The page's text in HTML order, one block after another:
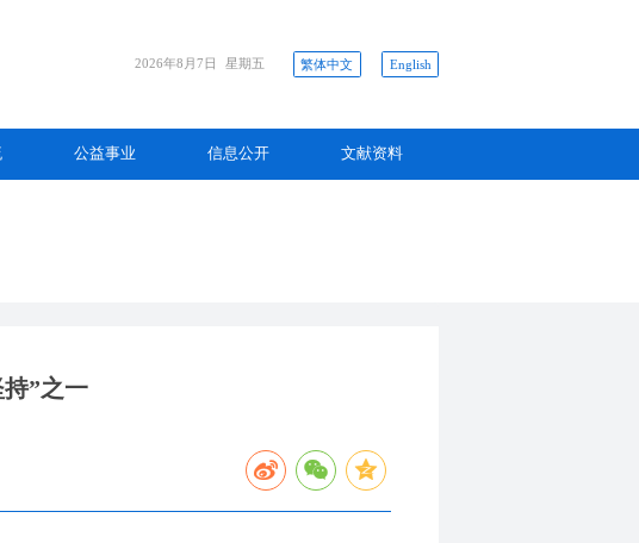
2026年8月7日 星期五 繁体中文 English
公益事业 信息公开 文献资料
”之一